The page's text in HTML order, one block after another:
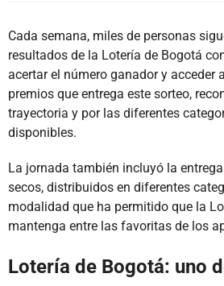
Cada semana, miles de personas
resultados de la Lotería de Bogotá
acertar el número ganador y acceder
premios que entrega este sorteo,
trayectoria y por las diferentes
disponibles.
La jornada también incluyó la
secos, distribuidos en diferentes
modalidad que ha permitido que la
mantenga entre las favoritas de los
Lotería de Bogotá: uno